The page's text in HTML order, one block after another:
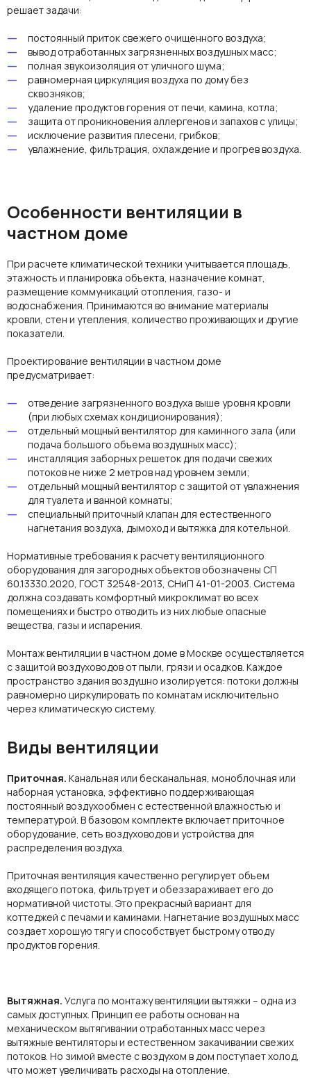
решает задачи:
постоянный приток свежего очищенного воздуха;
вывод отработанных загрязненных воздушных масс;
полная звукоизоляция от уличного шума;
равномерная циркуляция воздуха по дому без
сквозняков;
удаление продуктов горения от печи, камина, котла;
защита от проникновения аллергенов и запахов с улицы;
исключение развития плесени, грибков;
увлажнение, фильтрация, охлаждение и прогрев воздуха.
Особенности вентиляции в
частном доме
При расчете климатической техники учитывается площадь,
этажность и планировка объекта, назначение комнат,
размещение коммуникаций отопления, газо- и
водоснабжения. Принимаются во внимание материалы
кровли, стен и утепления, количество проживающих и другие
показатели.
Проектирование вентиляции в частном доме
предусматривает:
отведение загрязненного воздуха выше уровня кровли
(при любых схемах кондиционирования);
отдельный мощный вентилятор для каминного зала (или
подача большого объема воздушных масс);
инсталляция заборных решеток для подачи свежих
потоков не ниже 2 метров над уровнем земли;
отдельный мощный вентилятор с защитой от увлажнения
для туалета и ванной комнаты;
специальный приточный клапан для естественного
нагнетания воздуха, дымоход и вытяжка для котельной.
Нормативные требования к расчету вентиляционного
оборудования для загородных объектов обозначены СП
60.13330.2020, ГОСТ 32548-2013, СНиП 41-01-2003. Система
должна создавать комфортный микроклимат во всех
помещенияхи быстро отводить из них любые опасные
вещества, газы и испарения.
Монтаж вентиляции в частном доме в Москве осуществляется
с защитой воздуховодов от пыли, грязи и осадков. Каждое
пространство здания воздушно изолируется: потоки должны
равномерно циркулировать по комнатам исключительно
через климатическую систему.
Виды вентиляции
Приточная. Канальная или бесканальная, моноблочная или
наборная установка, эффективно поддерживающая
постоянный воздухообмен с естественной влажностью и
температурой. В базовом комплекте включает приточное
оборудование, сеть воздуховодов и устройства для
распределения воздуха.
Приточная вентиляция качественно регулирует объем
входящего потока, фильтрует и обеззараживает его до
нормативной чистоты. Это прекрасный вариант для
коттеджей с печами и каминами. Нагнетание воздушных масс
создает хорошую тягу и способствует быстрому отводу
продуктов горения.
Вытяжная. Услуга по монтажу вентиляции вытяжки – одна из
самых доступных. Принцип ее работы основан на
механическом вытягивании отработанных масс через
вытяжные вентиляторы и естественном закачивании свежих
потоков. Но зимой вместе с воздухом в дом поступает холод,
что может увеличивать расходы на отопление.